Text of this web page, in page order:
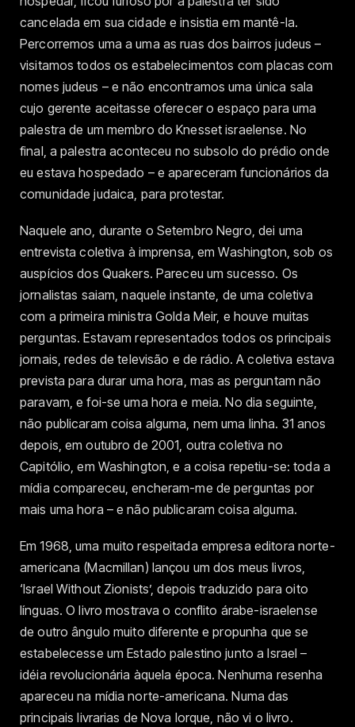
cancelada em sua cidade e insistia em mantê-la.
Percorremos uma a uma as ruas dos bairros judeus –
visitamos todos os estabelecimentos com placas com
nomes judeus – e não encontramos uma única sala
cujo gerente aceitasse oferecer o espaço para uma
palestra de um membro do Knesset israelense. No
final, a palestra aconteceu no subsolo do prédio onde
eu estava hospedado – e apareceram funcionários da
comunidade judaica, para protestar.
Naquele ano, durante o Setembro Negro, dei uma
entrevista coletiva à imprensa, em Washington, sob os
auspícios dos Quakers. Pareceu um sucesso. Os
jornalistas saiam, naquele instante, de uma coletiva
com a primeira ministra Golda Meir, e houve muitas
perguntas. Estavam representados todos os principais
jornais, redes de televisão e de rádio. A coletiva estava
prevista para durar uma hora, mas as perguntam não
paravam, e foi-se uma hora e meia. No dia seguinte,
não publicaram coisa alguma, nem uma linha. 31 anos
depois, em outubro de 2001, outra coletiva no
Capitólio, em Washington, e a coisa repetiu-se: toda a
mídia compareceu, encheram-me de perguntas por
mais uma hora – e não publicaram coisa alguma.
Em 1968, uma muito respeitada empresa editora norte-
americana (Macmillan) lançou um dos meus livros,
‘Israel Without Zionists’, depois traduzido para oito
línguas. O livro mostrava o conflito árabe-israelense
de outro ângulo muito diferente e propunha que se
estabelecesse um Estado palestino junto a Israel –
idéia revolucionária àquela época. Nenhuma resenha
apareceu na mídia norte-americana. Numa das
principais livrarias de Nova Iorque, não vi o livro.